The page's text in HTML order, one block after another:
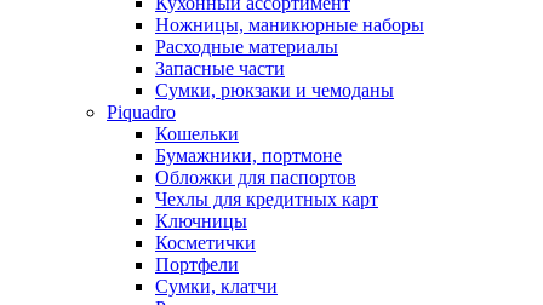
Ножницы, маникюрные наборы
Расходные материалы
Запасные части
Сумки, рюкзаки и чемоданы
Piquadro
Кошельки
Бумажники, портмоне
Обложки для паспортов
Чехлы для кредитных карт
Ключницы
Косметички
Портфели
Сумки, клатчи